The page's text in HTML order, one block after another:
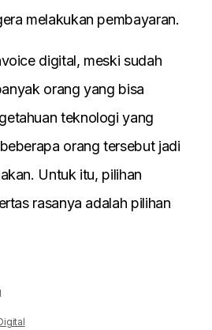
melakukan pembayaran.
digital, meski sudah
orang yang bisa
teknologi yang
orang tersebut jadi
Untuk itu, pilihan
rasanya adalah pilihan